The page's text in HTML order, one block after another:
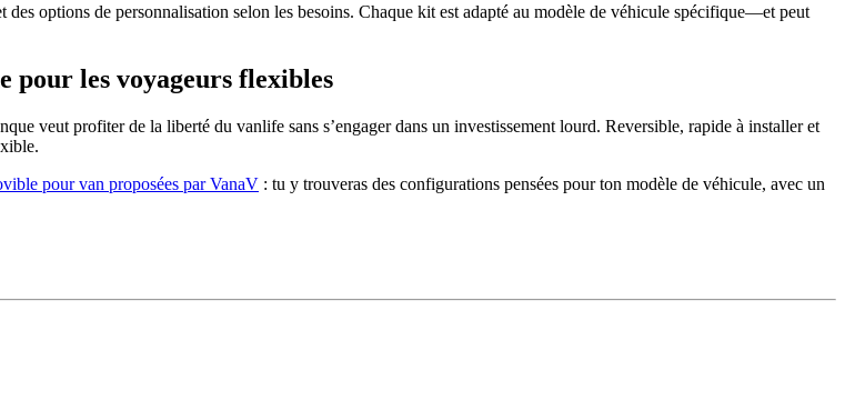
options de personnalisation selon les besoins. Chaque kit est adapté au modèle de véhicule spécifique—et peut
pour les voyageurs flexibles
veut profiter de la liberté du vanlife sans s’engager dans un investissement lourd. Reversible, rapide à installer et
pour van proposées par VanaV : tu y trouveras des configurations pensées pour ton modèle de véhicule, avec un